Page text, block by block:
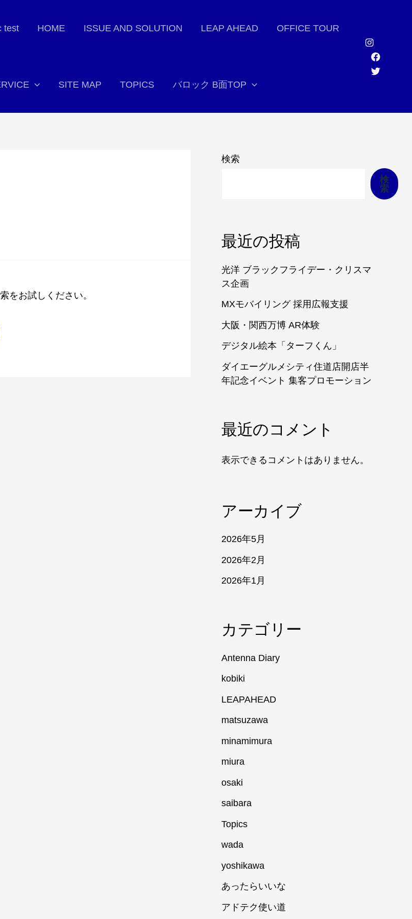
test HOME ISSUE AND SOLUTION LEAP AHEAD OFFICE TOUR
SITE MAP TOPICS バロック B面TOP
をお試しください。
検索
検
索
最近の投稿
光洋 ブラックフライデー・クリスマ
ス企画
MXモバイリング 採用広報支援
大阪・関西万博 AR体験
デジタル絵本「ターフくん」
ダイエーグルメシティ住道店開店半
年記念イベント 集客プロモーション
最近のコメント
表示できるコメントはありません。
アーカイブ
2026年5月
2026年2月
2026年1月
カテゴリー
Antenna Diary
kobiki
LEAPAHEAD
matsuzawa
minamimura
miura
osaki
saibara
Topics
wada
yoshikawa
あったらいいな
アドテク使い道